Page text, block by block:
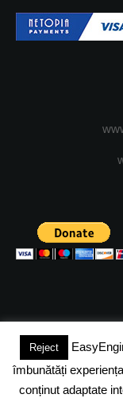
(c) 2024 -
DESPRE NOI
Reject
îmbunătăți
conținut adaptate